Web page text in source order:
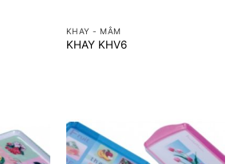
KHAY - MÂM
KHAY KHV6